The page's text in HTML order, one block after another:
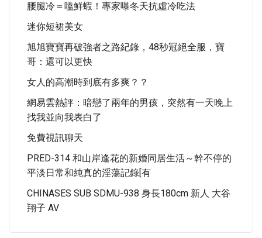
腰腿冷＝嗑鮮蝦！專家曝冬天抗虛冷吃法
迷你短裙美女
旭旭寶寶再破強者之路紀錄，48秒冠絕全服，寶
哥：還可以更快
女人的高潮時到底有多爽？？
網易雲熱評：暗戀了兩年的男孩，突然有一天晚上
找我並向我表白了
免費視訊聊天
PRED-314 和山岸逢花的新婚同居生活～幹不停的
平淡日常和純真的淫蕩記錄[有
CHINASES SUB SDMU-938 身長180cm 新人 大谷
翔子 AV